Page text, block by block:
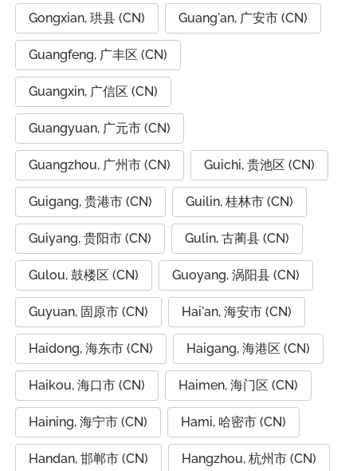
Gongxian, 珙县 (CN) Guang'an, 广安市 (CN)
Guangfeng, 广丰区 (CN)
Guangxin, 广信区 (CN)
Guangyuan, 广元市 (CN)
Guangzhou, 广州市 (CN) Guichi, 贵池区 (CN)
Guigang, 贵港市 (CN) Guilin, 桂林市 (CN)
Guiyang, 贵阳市 (CN) Gulin, 古蔺县 (CN)
Gulou, 鼓楼区 (CN) Guoyang, 涡阳县 (CN)
Guyuan, 固原市 (CN) Hai'an, 海安市 (CN)
Haidong, 海东市 (CN) Haigang, 海港区 (CN)
Haikou, 海口市 (CN) Haimen, 海门区 (CN)
Haining, 海宁市 (CN) Hami, 哈密市 (CN)
Handan, 邯郸市 (CN) Hangzhou, 杭州市 (CN)